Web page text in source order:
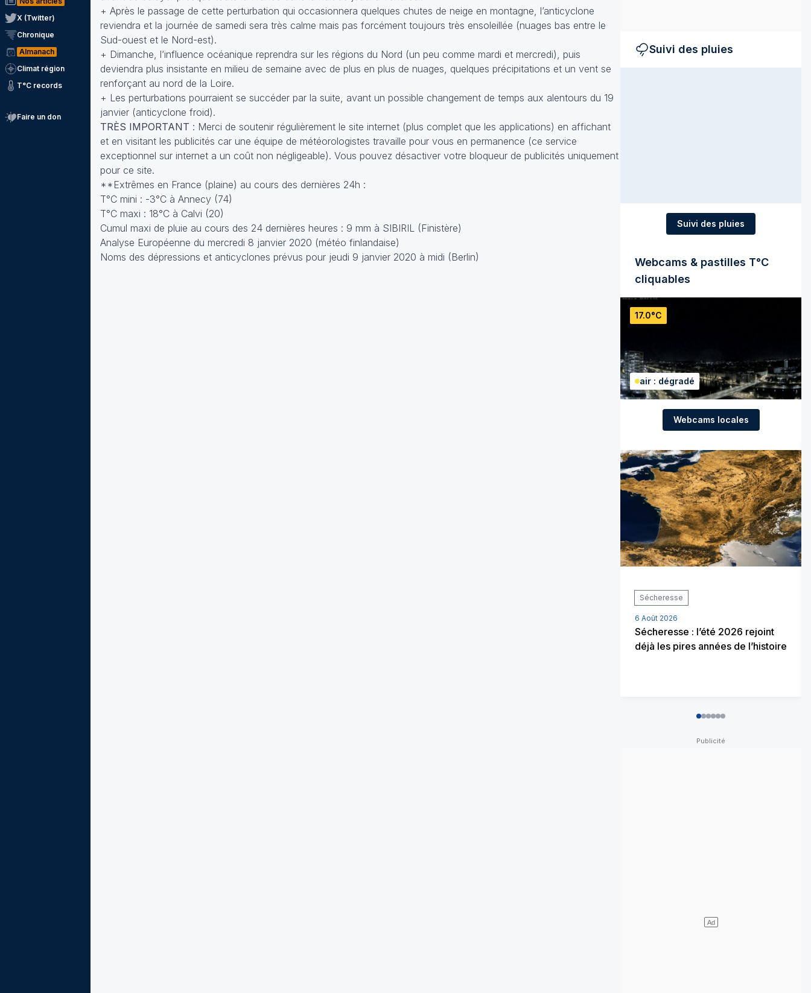
X (Twitter)
Chronique
Almanach
Climat région
T°C records
Faire un don
+ Après le passage de cette perturbation qui occasionnera quelques chutes de neige en montagne, l’anticyclone
reviendra et la journée de samedi sera très calme mais pas forcément toujours très ensoleillée (nuages bas entre le
Sud-ouest et le Nord-est).
+ Dimanche, l’influence océanique reprendra sur les régions du Nord (un peu comme mardi et mercredi), puis
deviendra plus insistante en milieu de semaine avec de plus en plus de nuages, quelques précipitations et un vent se
renforçant au nord de la Loire.
+ Les perturbations pourraient se succéder par la suite, avant un possible changement de temps aux alentours du 19
janvier (anticyclone froid).
TRÈS IMPORTANT : Merci de soutenir régulièrement le site internet (plus complet que les applications) en affichant
et en visitant les publicités car une équipe de météorologistes travaille pour vous en permanence (ce service
exceptionnel sur internet a un coût non négligeable). Vous pouvez désactiver votre bloqueur de publicités uniquement
pour ce site.
**Extrêmes en France (plaine) au cours des dernières 24h :
T°C mini : -3°C à Annecy (74)
T°C maxi : 18°C à Calvi (20)
Cumul maxi de pluie au cours des 24 dernières heures : 9 mm à SIBIRIL (Finistère)
Analyse Européenne du mercredi 8 janvier 2020 (météo finlandaise)
Noms des dépressions et anticyclones prévus pour jeudi 9 janvier 2020 à midi (Berlin)
Suivi des pluies
Suivi des pluies
Webcams & pastilles T°C
cliquables
17.0°C
air : dégradé
Webcams locales
Sécheresse
6 Août 2026
Sécheresse : l’été 2026 rejoint
déjà les pires années de l’histoire
012345